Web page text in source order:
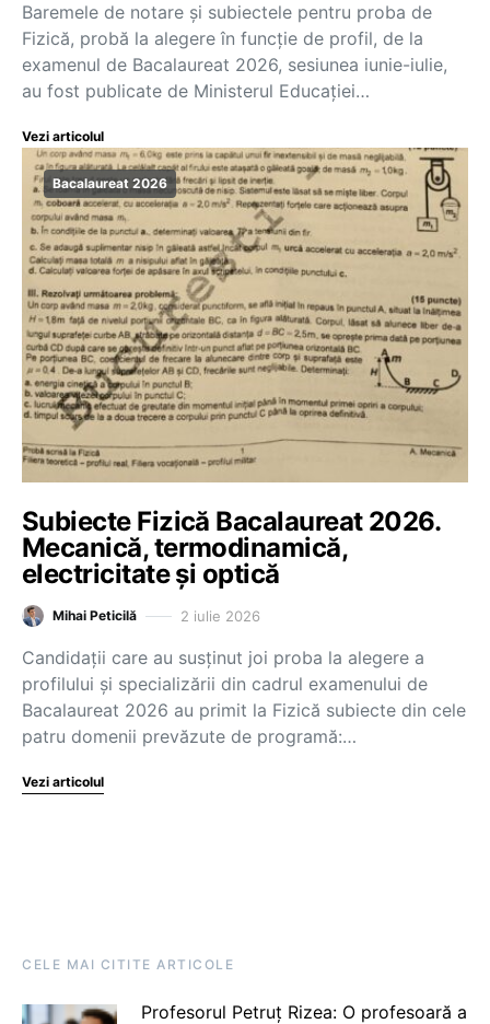
Baremele de notare și subiectele pentru proba de
Fizică, probă la alegere în funcție de profil, de la
examenul de Bacalaureat 2026, sesiunea iunie-iulie,
au fost publicate de Ministerul Educației…
Vezi articolul
Bacalaureat 2026
Subiecte Fizică Bacalaureat 2026.
Mecanică, termodinamică,
electricitate și optică
Mihai Peticilă 2 iulie 2026
Candidații care au susținut joi proba la alegere a
profilului și specializării din cadrul examenului de
Bacalaureat 2026 au primit la Fizică subiecte din cele
patru domenii prevăzute de programă:…
Vezi articolul
CELE MAI CITITE ARTICOLE
Profesorul Petruț Rizea: O profesoară a